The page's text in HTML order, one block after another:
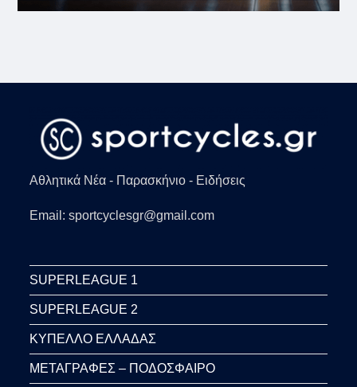
Αθλητικά Νέα - Παρασκήνιο - Ειδήσεις
Email: sportcyclesgr@gmail.com
SUPERLEAGUE 1
SUPERLEAGUE 2
ΚΥΠΕΛΛΟ ΕΛΛΑΔΑΣ
ΜΕΤΑΓΡΑΦΕΣ – ΠΟΔΟΣΦΑΙΡΟ